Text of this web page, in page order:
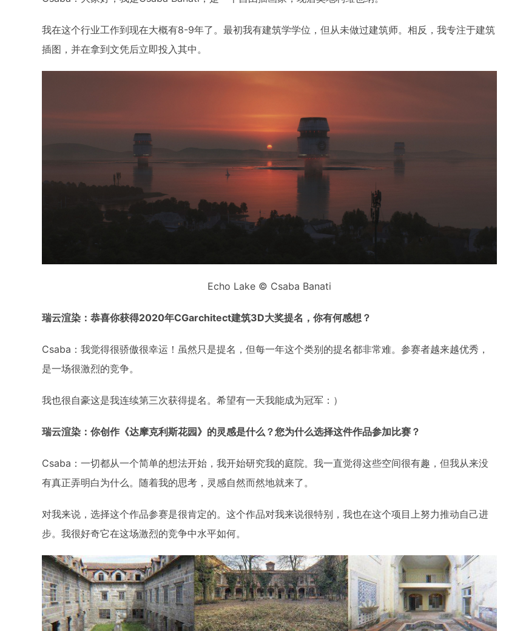
我在这个行业工作到现在大概有8-9年了。最初我有建筑学学位，但从未做过建筑师。相反，我专注于建筑
插图，并在拿到文凭后立即投入其中。
Echo Lake © Csaba Banati
瑞云渲染：恭喜你获得2020年CGarchitect建筑3D大奖提名，你有何感想？
Csaba：我觉得很骄傲很幸运！虽然只是提名，但每一年这个类别的提名都非常难。参赛者越来越优秀，
是一场很激烈的竞争。
我也很自豪这是我连续第三次获得提名。希望有一天我能成为冠军：）
瑞云渲染：你创作《达摩克利斯花园》的灵感是什么？您为什么选择这件作品参加比赛？
Csaba：一切都从一个简单的想法开始，我开始研究我的庭院。我一直觉得这些空间很有趣，但我从来没
有真正弄明白为什么。随着我的思考，灵感自然而然地就来了。
对我来说，选择这个作品参赛是很肯定的。这个作品对我来说很特别，我也在这个项目上努力推动自己进
步。我很好奇它在这场激烈的竞争中水平如何。